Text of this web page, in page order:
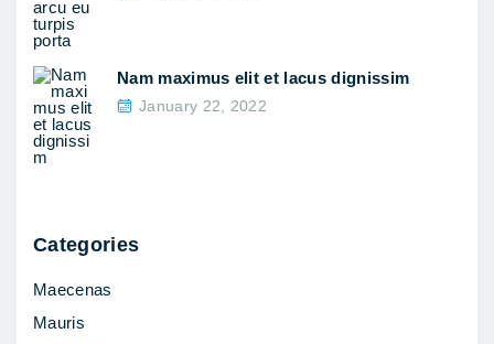
u
m
Nam maximus elit et lacus dignissim
January 22, 2022
Categories
Maecenas
Mauris